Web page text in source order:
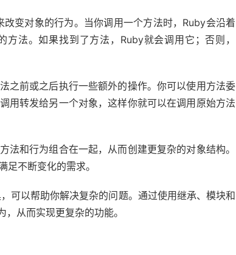
变对象的行为。当你调用一个方法时，Ruby会沿着
法。如果找到了方法，Ruby就会调用它；否则，
之前或之后执行一些额外的操作。你可以使用方法委
用转发给另一个对象，这样你就可以在调用原始方法
和行为组合在一起，从而创建更复杂的对象结构。
不断变化的需求。
可以帮助你解决复杂的问题。通过使用继承、模块和
从而实现更复杂的功能。